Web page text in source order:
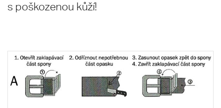
s poškozenou kůží!